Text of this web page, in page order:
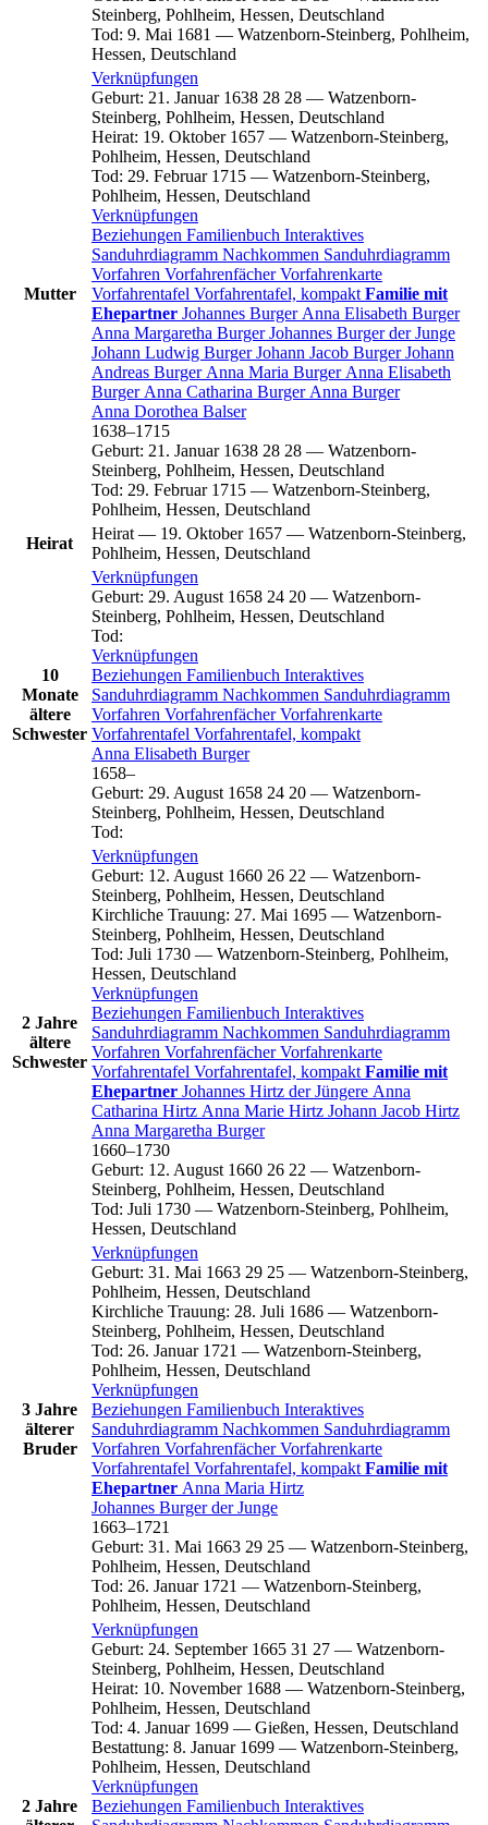
Steinberg, Pohlheim, Hessen, Deutschland
Tod: 9. Mai 1681 — Watzenborn-Steinberg, Pohlheim,
Hessen, Deutschland
Mutter
Verknüpfungen
Geburt: 21. Januar 1638 28 28 — Watzenborn-
Steinberg, Pohlheim, Hessen, Deutschland
Heirat: 19. Oktober 1657 — Watzenborn-Steinberg,
Pohlheim, Hessen, Deutschland
Tod: 29. Februar 1715 — Watzenborn-Steinberg,
Pohlheim, Hessen, Deutschland
Verknüpfungen
Beziehungen Familienbuch Interaktives
Sanduhrdiagramm Nachkommen Sanduhrdiagramm
Vorfahren VorfahrenfächerVorfahrenkarte
Vorfahrentafel Vorfahrentafel, kompakt Familie mit
Ehepartner Johannes Burger Anna Elisabeth Burger
Anna Margaretha Burger Johannes Burgerder Junge
Johann Ludwig Burger Johann Jacob Burger Johann
Andreas Burger Anna Maria Burger Anna Elisabeth
Burger Anna Catharina Burger Anna Burger
Anna Dorothea Balser
1638–1715
Geburt: 21. Januar 1638 28 28 — Watzenborn-
Steinberg, Pohlheim, Hessen, Deutschland
Tod: 29. Februar 1715 — Watzenborn-Steinberg,
Pohlheim, Hessen, Deutschland
Heirat
Heirat — 19. Oktober 1657 — Watzenborn-Steinberg,
Pohlheim, Hessen, Deutschland
10
Monate
ältere
Schwester
Verknüpfungen
Geburt: 29. August 1658 24 20 — Watzenborn-
Steinberg, Pohlheim, Hessen, Deutschland
Tod:
Verknüpfungen
Beziehungen Familienbuch Interaktives
Sanduhrdiagramm Nachkommen Sanduhrdiagramm
Vorfahren VorfahrenfächerVorfahrenkarte
Vorfahrentafel Vorfahrentafel, kompakt
Anna Elisabeth Burger
1658–
Geburt: 29. August 1658 24 20 — Watzenborn-
Steinberg, Pohlheim, Hessen, Deutschland
Tod:
2 Jahre
ältere
Schwester
Verknüpfungen
Geburt: 12. August 1660 26 22 — Watzenborn-
Steinberg, Pohlheim, Hessen, Deutschland
Kirchliche Trauung: 27. Mai 1695 — Watzenborn-
Steinberg, Pohlheim, Hessen, Deutschland
Tod: Juli 1730 — Watzenborn-Steinberg, Pohlheim,
Hessen, Deutschland
Verknüpfungen
Beziehungen Familienbuch Interaktives
Sanduhrdiagramm Nachkommen Sanduhrdiagramm
Vorfahren VorfahrenfächerVorfahrenkarte
Vorfahrentafel Vorfahrentafel, kompakt Familie mit
Ehepartner Johannes Hirtz der Jüngere Anna
Catharina Hirtz Anna Marie Hirtz Johann Jacob Hirtz
Anna Margaretha Burger
1660–1730
Geburt: 12. August 1660 26 22 — Watzenborn-
Steinberg, Pohlheim, Hessen, Deutschland
Tod: Juli 1730 — Watzenborn-Steinberg, Pohlheim,
Hessen, Deutschland
3 Jahre
älterer
Bruder
Verknüpfungen
Geburt: 31. Mai 1663 29 25 — Watzenborn-Steinberg,
Pohlheim, Hessen, Deutschland
Kirchliche Trauung: 28. Juli 1686 — Watzenborn-
Steinberg, Pohlheim, Hessen, Deutschland
Tod: 26. Januar 1721 — Watzenborn-Steinberg,
Pohlheim, Hessen, Deutschland
Verknüpfungen
Beziehungen Familienbuch Interaktives
Sanduhrdiagramm Nachkommen Sanduhrdiagramm
Vorfahren VorfahrenfächerVorfahrenkarte
Vorfahrentafel Vorfahrentafel, kompakt Familie mit
Ehepartner Anna Maria Hirtz
Johannes Burgerder Junge
1663–1721
Geburt: 31. Mai 1663 29 25 — Watzenborn-Steinberg,
Pohlheim, Hessen, Deutschland
Tod: 26. Januar 1721 — Watzenborn-Steinberg,
Pohlheim, Hessen, Deutschland
2 Jahre
Verknüpfungen
Geburt: 24. September 1665 31 27 — Watzenborn-
Steinberg, Pohlheim, Hessen, Deutschland
Heirat: 10. November 1688 — Watzenborn-Steinberg,
Pohlheim, Hessen, Deutschland
Tod: 4. Januar 1699 — Gießen, Hessen, Deutschland
Bestattung: 8. Januar 1699 — Watzenborn-Steinberg,
Pohlheim, Hessen, Deutschland
Verknüpfungen
Beziehungen Familienbuch Interaktives